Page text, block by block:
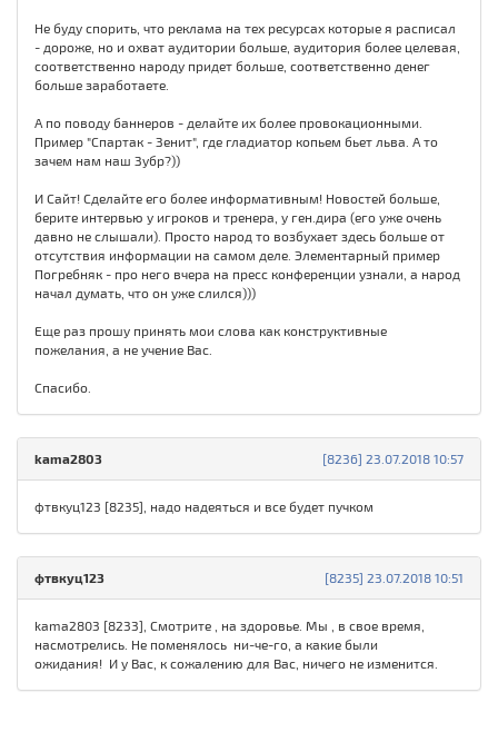
Не буду спорить, что реклама на тех ресурсах которые я расписал
- дороже, но и охват аудитории больше, аудитория более целевая,
соответственно народу придет больше, соответственно денег
больше заработаете.
А по поводу баннеров - делайте их более провокационными.
Пример "Спартак - Зенит", где гладиатор копьем бьет льва. А то
зачем нам наш Зубр?))
И Сайт! Сделайте его более информативным! Новостей больше,
берите интервью у игроков и тренера, у ген.дира (его уже очень
давно не слышали). Просто народ то возбухает здесь больше от
отсутствия информации на самом деле. Элементарный пример
Погребняк - про него вчера на пресс конференции узнали, а народ
начал думать, что он уже слился)))
Еще раз прошу принять мои слова как конструктивные
пожелания, а не учение Вас.
Спасибо.
[8236] 23.07.2018 10:57
kama2803
фтвкуц123 [8235], надо надеяться и все будет пучком
[8235] 23.07.2018 10:51
фтвкуц123
kama2803 [8233], Смотрите , на здоровье. Мы , в свое время,
насмотрелись. Не поменялось ни-че-го, а какие были
ожидания! И у Вас, к сожалению для Вас, ничего не изменится.